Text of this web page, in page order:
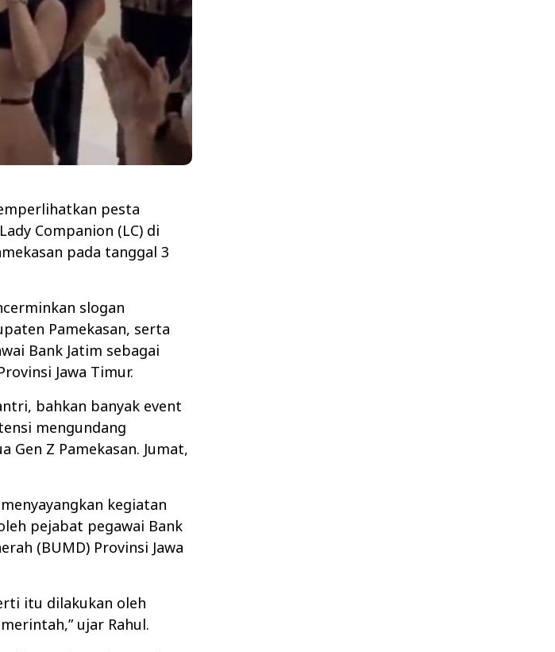
pesta
Companion (LC) di
pada tanggal 3
slogan
Pamekasan, serta
Bank Jatim sebagai
Jawa Timur.
bahkan banyak event
mengundang
Gen Z Pamekasan. Jumat,
kegiatan
pejabat pegawai Bank
(BUMD) Provinsi Jawa
itu dilakukan oleh
ujar Rahul.